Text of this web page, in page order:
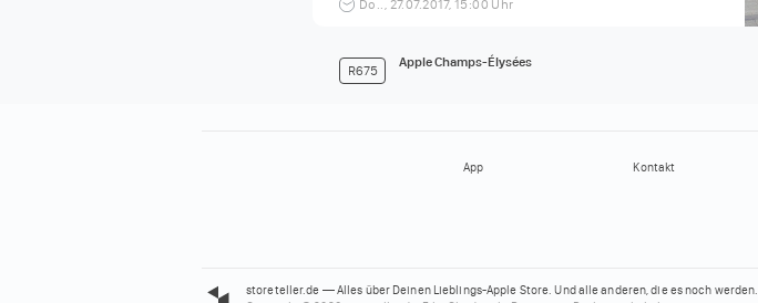
Do.., 27.07.2017, 15:00 Uhr
R675
Apple Champs-Élysées
App Kontakt
storeteller.de — Alles über Deinen Lieblings-Apple Store. Und alle anderen, die es noch werden.